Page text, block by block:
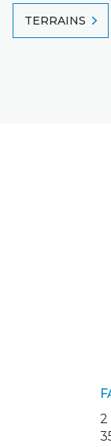
TERRAINS
2